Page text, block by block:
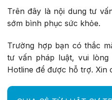
Trên đây là nội dung tư
sớm bình phục sức khỏe.
Trường hợp bạn có thắc
tư vấn pháp luật, vui
Hotline để được hỗ trợ. Xin